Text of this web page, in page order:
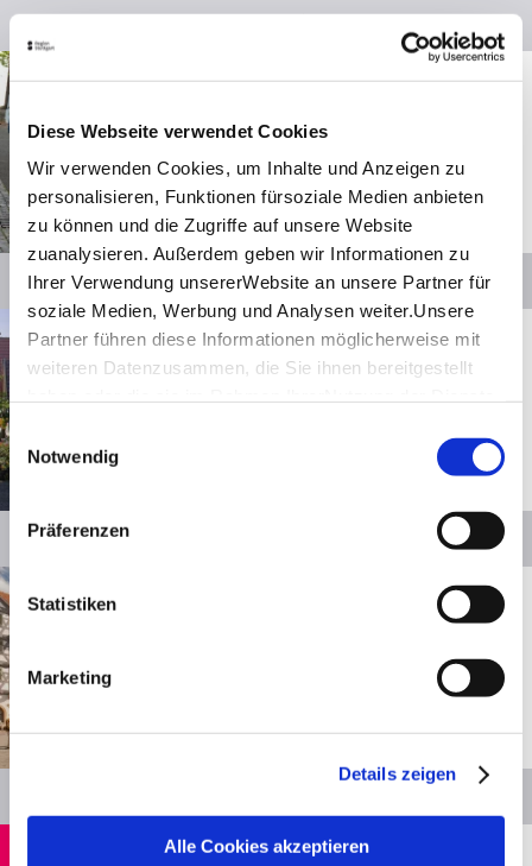
Diese Webseite verwendet Cookies
Wir verwenden Cookies, um Inhalte und Anzeigen zu
personalisieren, Funktionen fürsoziale Medien anbieten
zu können und die Zugriffe auf unsere Website
zuanalysieren. Außerdem geben wir Informationen zu
Ihrer Verwendung unsererWebsite an unsere Partner für
soziale Medien, Werbung und Analysen weiter.Unsere
Partner führen diese Informationen möglicherweise mit
weiteren Datenzusammen, die Sie ihnen bereitgestellt
Impressum
Einwilligungsauswahl
Notwendig
Präferenzen
Statistiken
Marketing
Details zeigen
Alle Cookies akzeptieren
© SMG, Martina Denker
Entfernung anzeigen Besigheim
Ein­kau­fen in Be­sig­heim
Details
Entfernung anzeigenMarbach am Neckar
Ein­kau­fen in Mar­bach
Schorndorf
Entfernung anzeigen